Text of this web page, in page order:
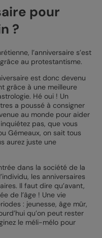
pour
?
l’anniversaire s’est
au protestantisme.
est donc devenu
grâce à une meilleure
Hé oui ! Un
a poussé à consigner
au monde pour aider
pas, que vous
Gémeaux, on sait tous
aurez juste une
dans la société de la
les anniversaires
Il faut dire qu’avant,
de l’âge ! Une vie
: jeunesse, âge mûr,
qu’on peut rester
le méli-mélo pour